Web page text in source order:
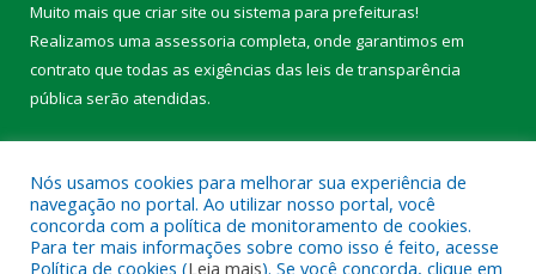
Muito mais que criar site ou sistema para prefeituras!
Realizamos uma assessoria completa, onde garantimos em
contrato que todas as exigências das leis de transparência
pública serão atendidas.
Nós usamos cookies para melhorar sua experiência de
navegação no portal. Ao utilizar nosso portal, você
concorda com a política de monitoramento de cookies.
Para ter mais informações sobre como isso é feito, acesse
Política de cookies (Leia mais). Se você concorda, clique em